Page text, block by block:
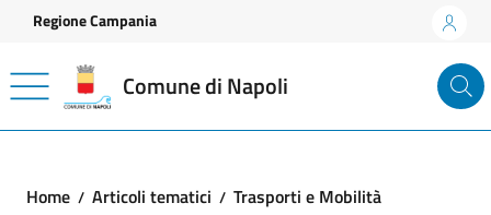
Vai ai contenuti
Vai al footer
Regione Campania
Comune di Napoli
Home Articoli tematici
Trasporti e Mobilità